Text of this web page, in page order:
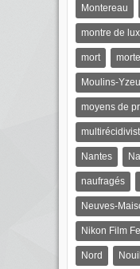
Montereau
montre de
mort morte
Moulins-
moyens de
Nantes
naufragés
Neuves-
Nikon Film
Nord